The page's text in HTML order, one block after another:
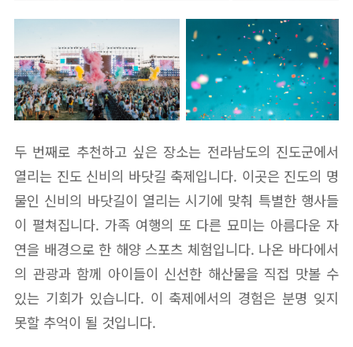
두 번째로 추천하고 싶은 장소는 전라남도의 진도군에서
열리는 진도 신비의 바닷길 축제입니다. 이곳은 진도의 명
물인 신비의 바닷길이 열리는 시기에 맞춰 특별한 행사들
이 펼쳐집니다. 가족 여행의 또 다른 묘미는 아름다운 자
연을 배경으로 한 해양 스포츠 체험입니다. 나온 바다에서
의 관광과 함께 아이들이 신선한 해산물을 직접 맛볼 수
있는 기회가 있습니다. 이 축제에서의 경험은 분명 잊지
못할 추억이 될 것입니다.